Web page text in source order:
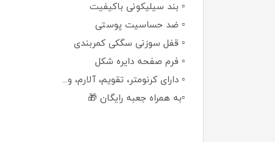
▫️ بند سیلیکونی باکیفیت
▫️ ضد حساسیت پوستی
▫️ قفل سوزنی سگکی کمربندی
▫️ فرم صفحه دایره شکل
▫️ دارای کرنومتر، تقویم، آلارم، و...
▫️به همراه جعبه رایگان 🎁